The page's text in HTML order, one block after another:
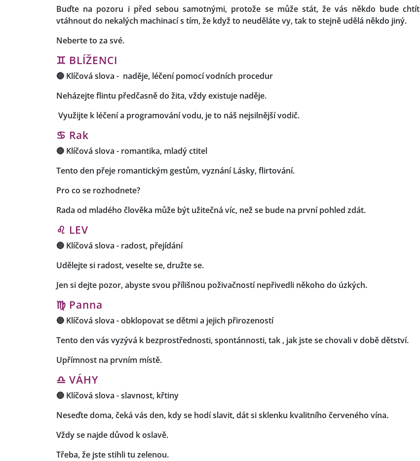
Buďte na pozoru i před sebou samotnými, protože se může stát, že vás někdo bude chtít
vtáhnout do nekalých machinací s tím, že když to neuděláte vy, tak to stejně udělá někdo jiný.
Neberte to za své.
♊ BLÍŽENCI
🔵 Klíčová slova - naděje, léčení pomocí vodních procedur
Neházejte flintu předčasně do žita, vždy existuje naděje.
Využijte k léčení a programování vodu, je to náš nejsilnější vodič.
♋ Rak
🔵 Klíčová slova - romantika, mladý ctitel
Tento den přeje romantickým gestům, vyznání Lásky, flirtování.
Pro co se rozhodnete?
Rada od mladého člověka může být užitečná víc, než se bude na první pohled zdát.
♌ LEV
🔵 Klíčová slova - radost, přejídání
Udělejte si radost, veselte se, družte se.
Jen si dejte pozor, abyste svou přílišnou poživačností nepřivedli někoho do úzkých.
♍ Panna
🔵 Klíčová slova -obklopovat se dětmi a jejich přirozeností
Tento den vás vyzývá k bezprostřednosti, spontánnosti, tak , jak jste se chovali v době dětství.
Upřímnost na prvním místě.
♎ VÁHY
🔵 Klíčová slova -slavnost, křtiny
Neseďte doma, čeká vás den, kdy se hodí slavit, dát si sklenku kvalitního červeného vína.
Vždy se najde důvod k oslavě.
Třeba, že jste stihli tu zelenou.